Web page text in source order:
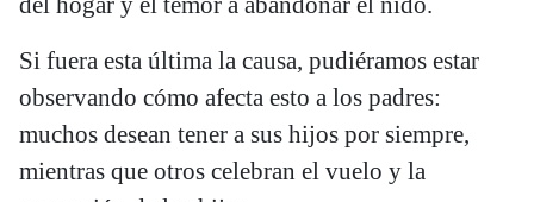
Si fuera esta última la causa, pudiéramos estar
observando cómo afecta esto a los padres:
muchos desean tener a sus hijos por siempre,
mientras que otros celebran el vuelo y la